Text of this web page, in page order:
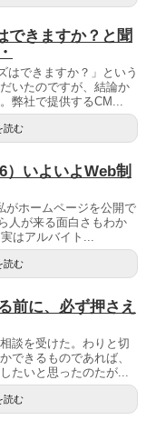
できますか？と聞
はできますか？」という
いたのですが、結論か
弊社で提供するCM...
読む
）いよいよWeb制
ホームページを公開で
人が来る面白さもわか
はアルバイト...
読む
前に、必ず押さえ
談を受けた。わりと切
できるものであれば、
たいと思ったのたが...
読む